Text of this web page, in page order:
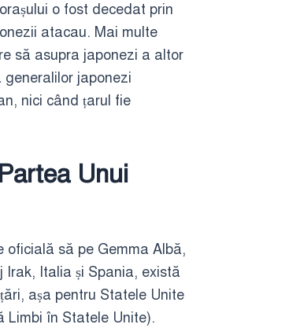
o fost decedat prin
atacau. Mai multe
să asupra japonezi a altor
japonezi
nici când țarul fie
Unui
să pe Gemma Albă,
Irak, Italia și Spania, există
așa pentru Statele Unite
Limbi în Statele Unite).